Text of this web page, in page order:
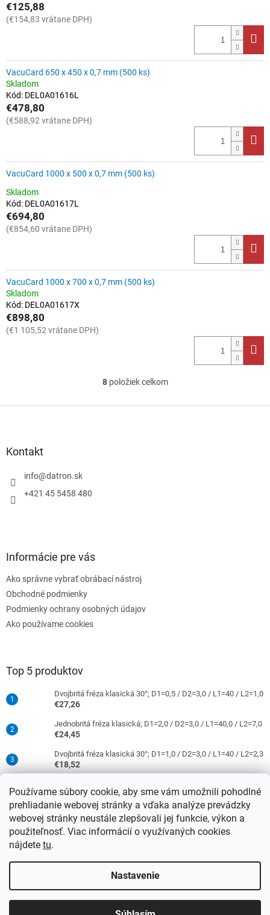
Používame súbory cookie, aby sme vám umožnili pohodlné
prehliadanie webovej stránky a vďaka analýze prevádzky
webovej stránky neustále zlepšovali jej funkcie, výkon a
použiteľnosť. Viac informácií o využívaných cookies
nájdete tu.
Nastavenie
Upozorňujeme, že od 15.4.2026 sa ceny nástrojov so stopkami 3
mm a 6 mm sa zvýšia o 4 % a nástroje so stopkami 8 mm a viac
€125,88
(€154,83 vrátane DPH)
VacuCard 650 x 450 x 0,7 mm (500 ks)
Skladom
Kód: DEL0A01616L
€478,80
(€588,92 vrátane DPH)
VacuCard 1000 x 500 x 0,7 mm (500 ks)
hodnotenie
produktu
je
4,0
Skladom
Kód: DEL0A01617L
€694,80
(€854,60 vrátane DPH)
VacuCard 1000 x 700 x 0,7 mm (500 ks)
Skladom
Kód: DEL0A01617X
€898,80
(€1 105,52 vrátane DPH)
O
l
i
u
8položiek celkom
Kontakt
info@datron.sk
+421 45 5458 480
Informácie pre vás
Ako správne vybrať obrábací nástroj
Obchodné podmienky
Podmienky ochrany osobných údajov
Ako používame cookies
Top 5 produktov
Dvojbritá fréza klasická 30°; D1=0,5 / D2=3,0 / L1=40 / L2=1,0
€27,26
Jednobritá fréza klasická; D1=2,0 / D2=3,0 / L1=40,0 / L2=7,0
€24,45
Dvojbritá fréza klasická 30°; D1=1,0 / D2=3,0 / L1=40 / L2=2,3
€18,52
€16,52
Dvojbritá fréza klasická 30°; D1=2,0 / D2=3,0 / L1=40 / L2=9,0
€18,52